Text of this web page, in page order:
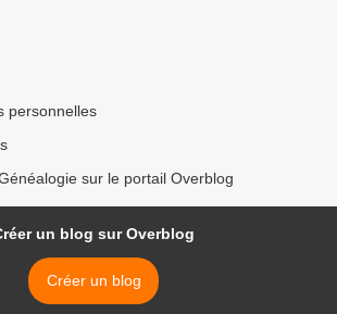
personnelles
sur le portail Overblog
un blog sur Overblog
Créer un blog